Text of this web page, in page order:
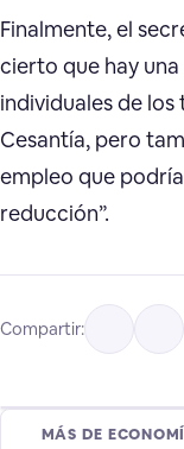
Finalmente, el
cierto que hay
individuales de
Cesantía, pero
empleo que
reducción”.
Compartir:
MÁS DE